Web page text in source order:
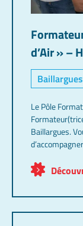
d’Air » –
Le Pôle
Baillargues.
entreprises.
l’attestation